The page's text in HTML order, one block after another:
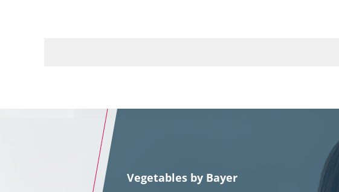
Vegetables by Bayer